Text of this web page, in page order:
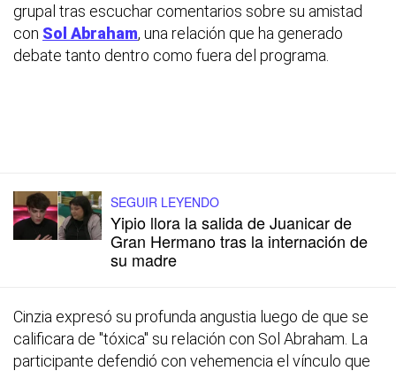
grupal tras escuchar comentarios sobre su amistad
con Sol Abraham, una relación que ha generado
debate tanto dentro como fuera del programa.
SEGUIR LEYENDO
Yipio llora la salida de Juanicar de
Gran Hermano tras la internación de
su madre
Cinzia expresó su profunda angustia luego de que se
calificara de "tóxica" su relación con Sol Abraham. La
participante defendió con vehemencia el vínculo que